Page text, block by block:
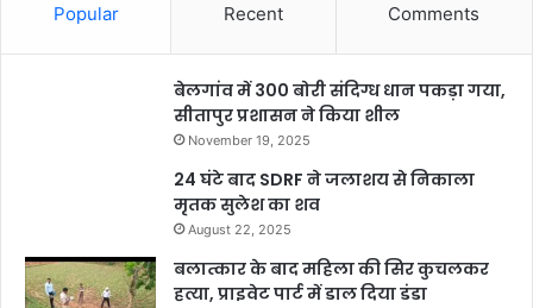
Popular Recent Comments
बेलगांव में 300 बोरी संदिग्ध धान पकड़ा गया,
सीतापुर प्रशासन ने किया शील
November 19, 2025
24 घंटे बाद SDRF ने जलाशय से निकाला
मृतक सुलेश का शव
August 22, 2025
बलात्कार के बाद महिला की सिर कुचलकर
हत्या, प्राइवेट पार्ट में डाल दिया डंडा